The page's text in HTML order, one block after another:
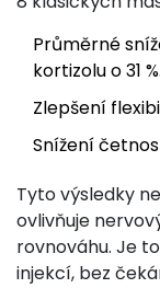
Průměrné
kortizolu o 31 %.
Zlepšení
Snížení
Tyto výsledky
ovlivňuje
rovnováhu. Je
injekcí, bez